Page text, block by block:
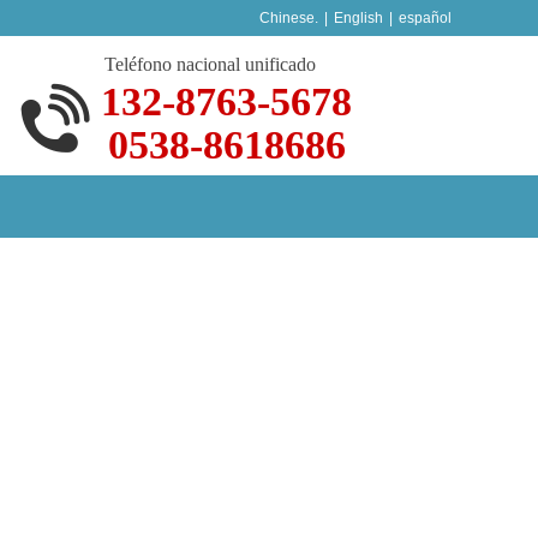
Teléfono nacional unificado
132-8763-5678
0538-8618686
Chinese. English español